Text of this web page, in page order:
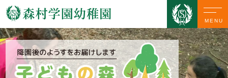
MENU